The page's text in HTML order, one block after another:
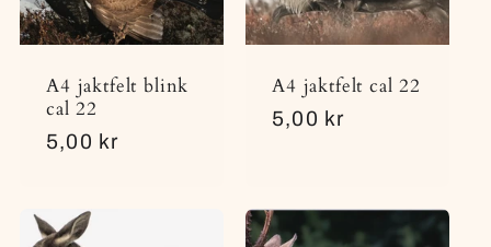
A4 jaktfelt blink
cal 22
Vanlig
5,00 kr
A4 jaktfelt cal 22
Vanlig
5,00 kr